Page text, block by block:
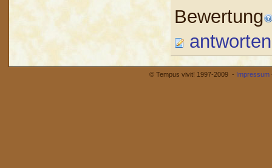
Bewertung
antworten
© Tempus vivit! 1997-2009 - Impressum